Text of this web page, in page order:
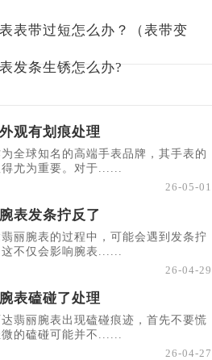
表带过短怎么办？（表带变
发条生锈怎么办?
观有划痕处理
全球知名的高端手表品牌，其手表的
尤为重要。对于......
26-05-01
表发条拧反了
丽腕表的过程中，可能会遇到发条拧
不仅会影响腕表......
26-04-29
表磕碰了处理
翡丽腕表出现磕碰痕迹，首先不要慌
的磕碰可能并不......
26-04-27